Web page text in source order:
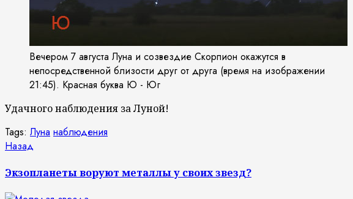
Вечером 7 августа Луна и созвездие Скорпион окажутся в
непосредственной близости друг от друга (время на изображении
21:45). Красная буква Ю - Юг
Удачного наблюдения за Луной!
Tags: Луна наблюдения
Продолжить
чтение
Назад
Экзопланеты воруют металлы у своих звезд?